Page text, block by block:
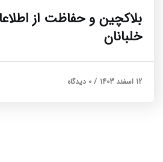
بلاکچین و حفاظت از
خلبانان
12 اسفند 1403 / 0 دیدگاه